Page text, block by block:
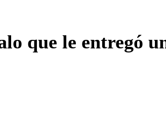
que le entregó